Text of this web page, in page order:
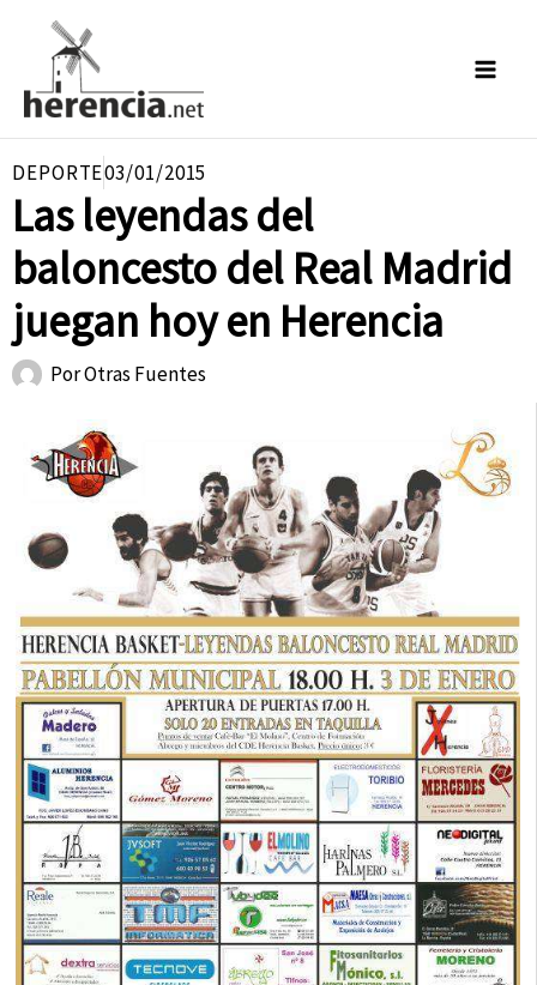
contenido
DEPORTE03/01/2015
Las leyendas del
baloncesto del Real Madrid
juegan hoy en Herencia
PorOtras Fuentes